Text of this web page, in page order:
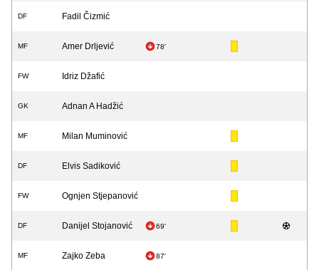
DF Fadil Čizmić
MF Amer Drljević 78'
FW Idriz Džafić
GK Adnan A Hadžić
MF Milan Muminović
DF Elvis Sadiković
FW Ognjen Stjepanović
DF Danijel Stojanović 69'
MF Zajko Zeba 87'